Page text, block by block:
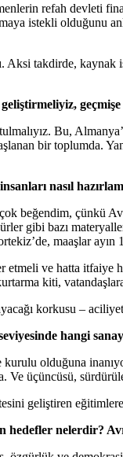
refah devleti
istekli olduğunu
Aksi takdirde,
Bu,
bir toplumda.
nasıl
beğendim, çünkü
gibi bazı
maaşlar
ve hatta itfaiye
kiti,
korkusu –
hangi
olduğuna
Ve üçüncüsü,
geliştiren
nelerdir?